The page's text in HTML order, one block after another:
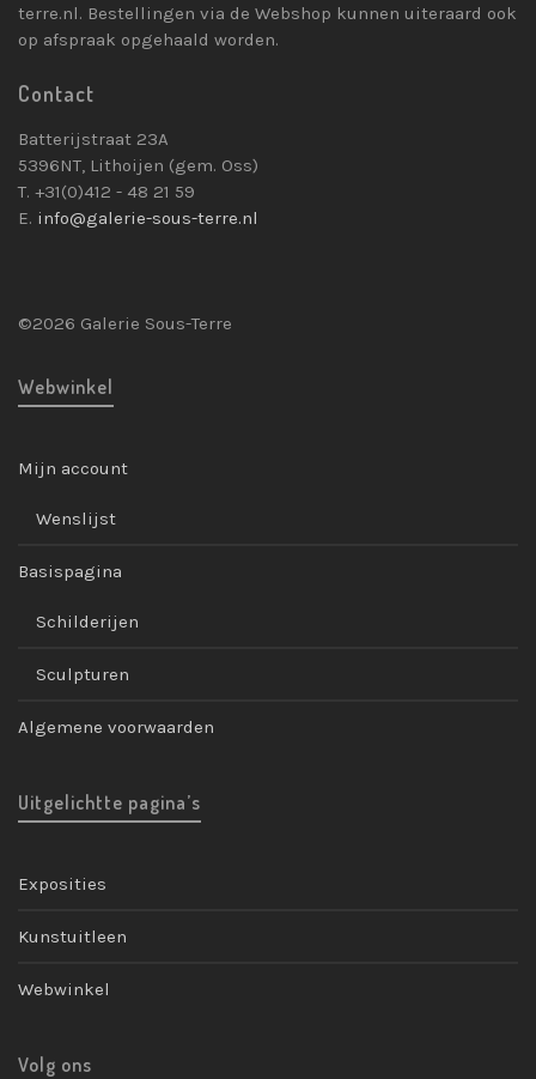
terre.nl. Bestellingen via de Webshop kunnen uiteraard ook
op afspraak opgehaald worden.
Contact
Batterijstraat 23A
5396NT, Lithoijen (gem. Oss)
T. +31(0)412 - 48 21 59
E. info@galerie-sous-terre.nl
©2026 Galerie Sous-Terre
Webwinkel
Mijn account
Wenslijst
Basispagina
Schilderijen
Sculpturen
Algemene voorwaarden
Uitgelichtte pagina’s
Exposities
Kunstuitleen
Webwinkel
Volg ons